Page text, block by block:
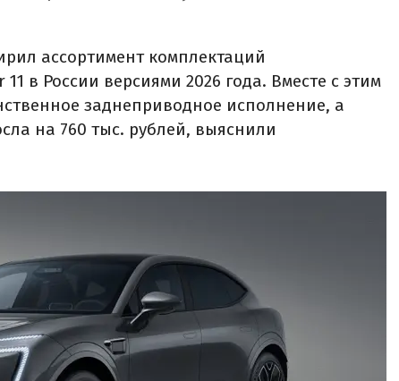
ассортимент комплектаций
в России версиями 2026 года. Вместе с этим
заднеприводное исполнение, а
на 760 тыс. рублей, выяснили